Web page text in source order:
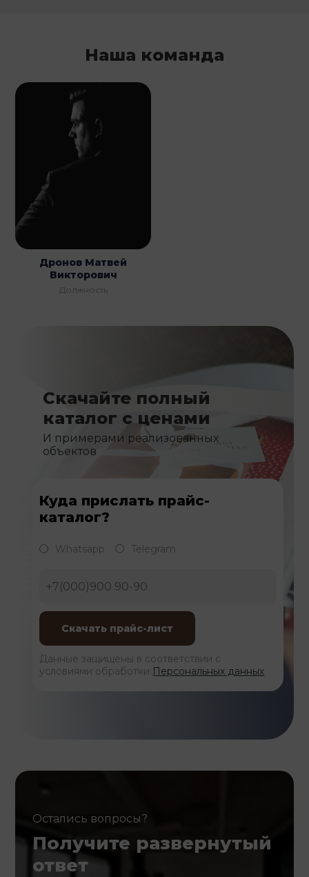
Наша команда
Дронов Матвей
Викторович
Должность
Скачайте полный
каталог с ценами
И примерами реализованных
объектов
Куда прислать прайс-
каталог?
Whatsapp Telegram
Данные защищены в соответствии с
условиями обработки Персональных данных
Остались вопросы?
Получите развернутый
ответ